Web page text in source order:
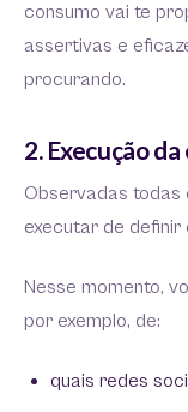
consumo vai te
assertivas e
procurando.
2. Execução
Observadas todas
executar de
Nesse momento,
por exemplo, de:
quais redes